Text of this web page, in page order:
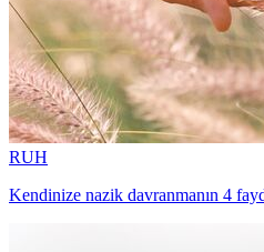
RUH
Kendinize nazik davranmanın 4